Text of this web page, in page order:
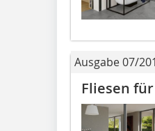
Ausgabe 07/
Fliesen